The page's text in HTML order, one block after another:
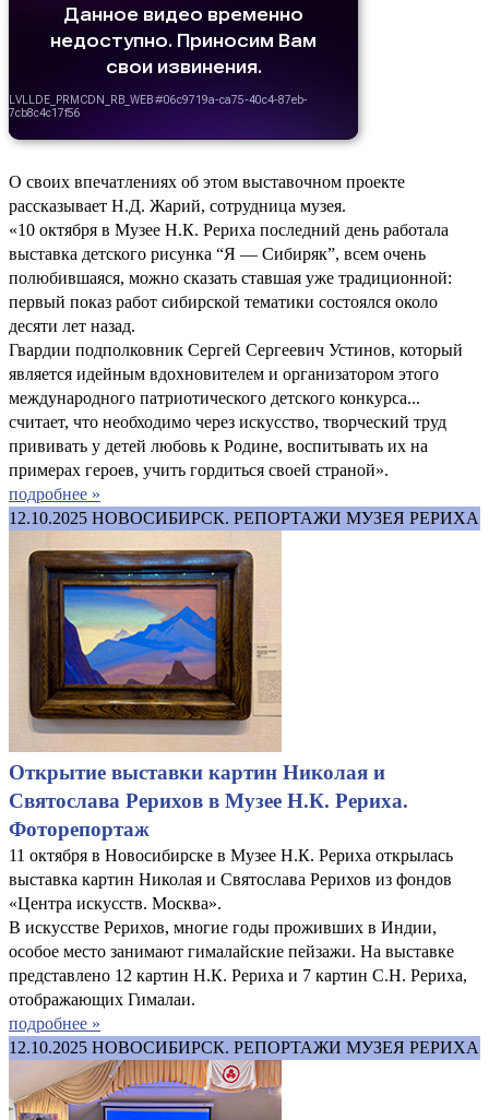
О своих впечатлениях об этом выставочном проекте
рассказывает Н.Д. Жарий, сотрудница музея.
«10 октября в Музее Н.К. Рериха последний день работала
выставка детского рисунка “Я — Сибиряк”, всем очень
полюбившаяся, можно сказать ставшая уже традиционной:
первый показ работ сибирской тематики состоялся около
десяти лет назад.
Гвардии подполковник Сергей Сергеевич Устинов, который
является идейным вдохновителем и организатором этого
международного патриотического детского конкурса...
считает, что необходимо через искусство, творческий труд
прививать у детей любовь к Родине, воспитывать их на
примерах героев, учить гордиться своей страной».
подробнее »
12.10.2025 НОВОСИБИРСК. РЕПОРТАЖИ МУЗЕЯ РЕРИХА
Открытие выставки картин Николая и
Святослава Рерихов в Музее Н.К. Рериха.
Фоторепортаж
11 октября в Новосибирске в Музее Н.К. Рериха открылась
выставка картин Николая и Святослава Рерихов из фондов
«Центра искусств. Москва».
В искусстве Рерихов, многие годы проживших в Индии,
особое место занимают гималайские пейзажи. На выставке
представлено 12 картин Н.К. Рериха и 7 картин С.Н. Рериха,
отображающих Гималаи.
подробнее »
12.10.2025 НОВОСИБИРСК. РЕПОРТАЖИ МУЗЕЯ РЕРИХА